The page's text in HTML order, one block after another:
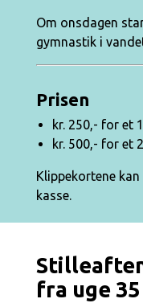
Om onsdagen
gymnastik i
Prisen
kr. 250,- for et
kr. 500,- for et
Klippekortene
kasse.
fra uge 35